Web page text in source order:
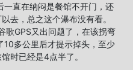
一直在纳闷是餐馆不开门，还
去，总之这个瀑布没有看。
歌GPS又出问题了，在该拐弯
10多公里后才提示掉头，至少
时已经是4点半了。